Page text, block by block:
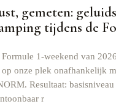
gemeten:
tijdens de
1-weekend van
op onze plek onafhankelijk
Resultaat:
r